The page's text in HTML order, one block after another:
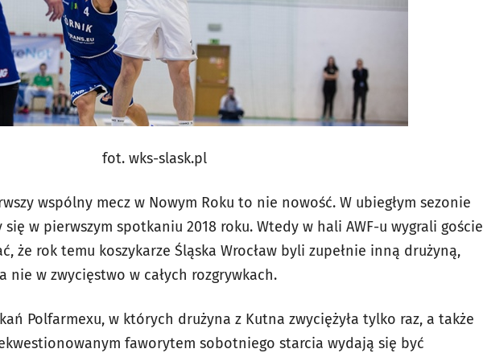
fot. wks-slask.pl
wspólny mecz w Nowym Roku to nie nowość. W ubiegłym sezonie
w pierwszym spotkaniu 2018 roku. Wtedy w hali AWF-u wygrali goście
że rok temu koszykarze Śląska Wrocław byli zupełnie inną drużyną,
nie w zwycięstwo w całych rozgrywkach.
Polfarmexu, w których drużyna z Kutna zwyciężyła tylko raz, a także
faworytem sobotniego starcia wydają się być